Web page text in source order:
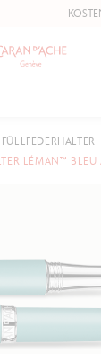
FÜLLFEDERHALTER
LÉMAN™ BLEU